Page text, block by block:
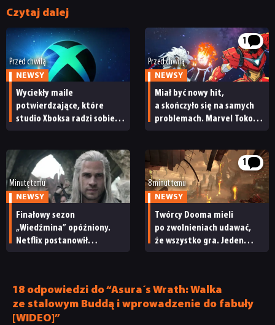
Czytaj dalej
Przed chwilą
NEWSY
Wyciekły maile
potwierdzające, które
studio Xboksa radzi sobie
1
Przed chwilą
NEWSY
Miał być nowy hit,
a skończyło się na samych
problemach. Marvel Tokon:
Minutę temu
NEWSY
Finałowy sezon
„Wiedźmina” opóźniony.
Netflix postanowił
1
8 minut temu
NEWSY
Twórcy Dooma mieli
po zwolnieniach udawać,
że wszystko gra. Jeden
18 odpowiedzi do “Asura´s Wrath: Walka
ze stalowym Buddą i wprowadzenie do fabuły
[WIDEO]”